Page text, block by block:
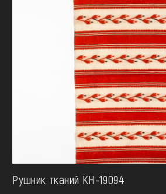
Рушник тканий КН-19094